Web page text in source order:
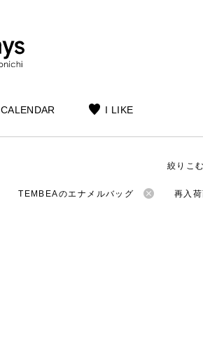
CALENDAR I LIKE
絞りこむ
TEMBEAのエナメルバッグ 再入